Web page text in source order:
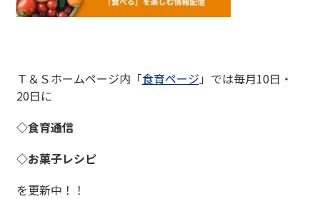
Ｔ＆Ｓホームページ内「食育ページ 」では毎月10日・
20日に
◇食育通信
◇お菓子レシピ
を更新中！！